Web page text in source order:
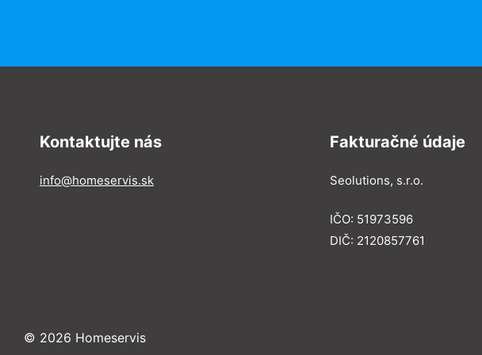
Kontaktujte nás
info@homeservis.sk
Fakturačné údaje
Seolutions, s.r.o.
IČO: 51973596
DIČ: 2120857761
© 2026 Homeservis